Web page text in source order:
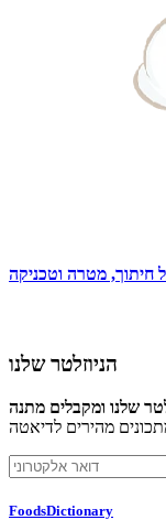
חיתוך, מטרה וטכניקה
הניוזלטר שלנו
שלנו ומקבלים מתנה
FoodsDictionary